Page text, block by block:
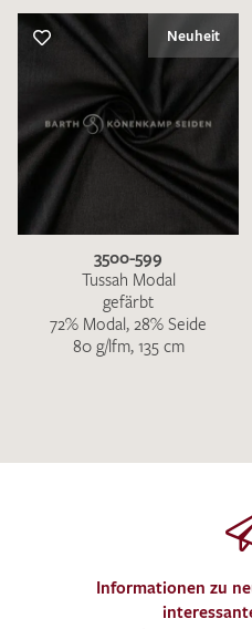
Neuheit
3500-599
Tussah Modal
gefärbt
72% Modal, 28% Seide
80 g/lfm, 135 cm
Informationen zu